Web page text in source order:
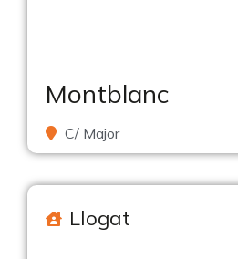
Montblanc
C/ Major
Llogat